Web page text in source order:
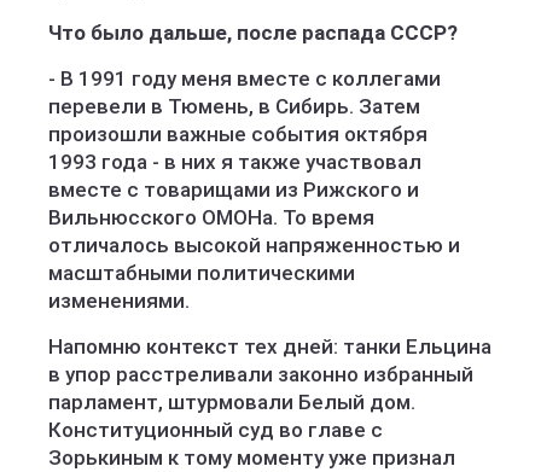
Что было дальше, после распада СССР?
- В 1991 году меня вместе с коллегами
перевели в Тюмень, в Сибирь. Затем
произошли важные события октября
1993 года - в них я также участвовал
вместе с товарищами из Рижского и
Вильнюсского ОМОНа. То время
отличалось высокой напряженностью и
масштабными политическими
изменениями.
Напомню контекст тех дней: танки Ельцина
в упор расстреливали законно избранный
парламент, штурмовали Белый дом.
Конституционный суд во главе с
Зорькиным к тому моменту уже признал